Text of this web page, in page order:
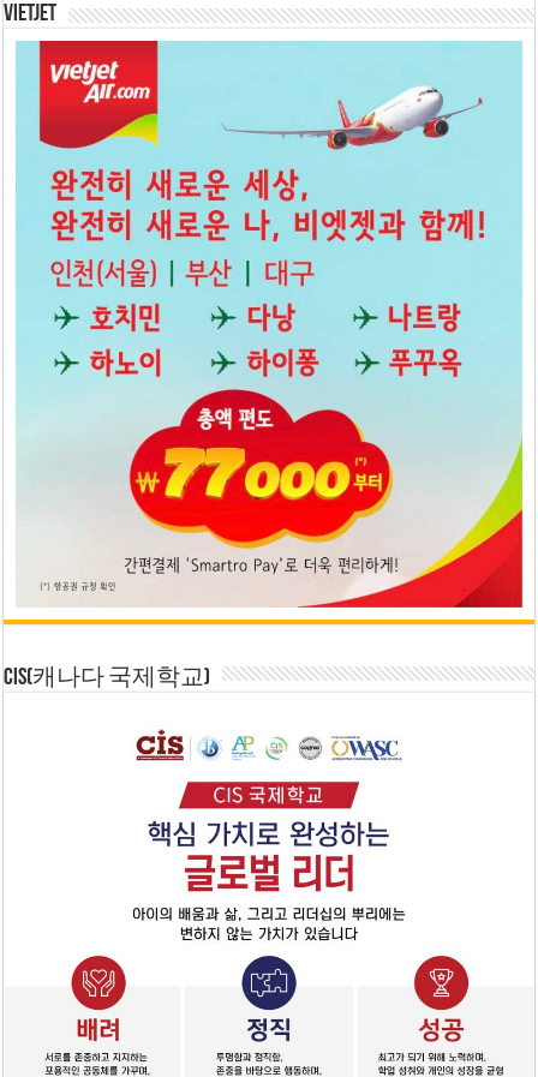
Vietjet
CIS(캐나다 국제학교)